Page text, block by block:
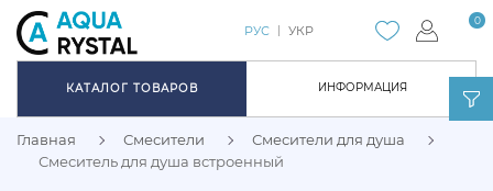
ИНФОРМАЦИЯ
0
РУС УКР
КАТАЛОГ ТОВАРОВ
Главная Смесители
Смесители для душа
Смеситель для душа встроенный